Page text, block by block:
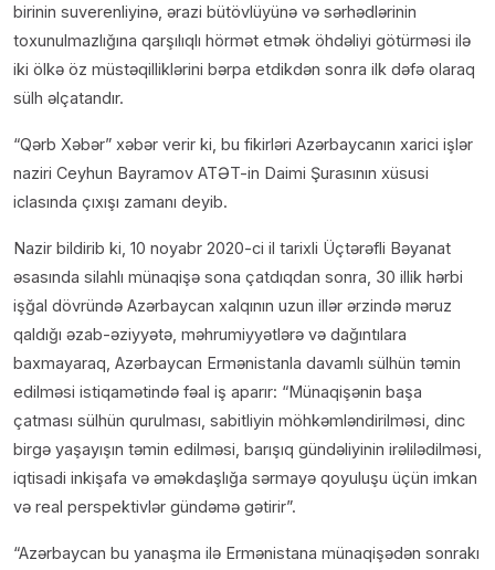
birinin suverenliyinə, ərazi bütövlüyünə və sərhədlərinin
toxunulmazlığına qarşılıqlı hörmət etmək öhdəliyi götürməsi ilə
iki ölkə öz müstəqilliklərini bərpa etdikdən sonra ilk dəfə olaraq
sülh əlçatandır.
“Qərb Xəbər” xəbər verir ki, bu fikirləri Azərbaycanın xarici işlər
naziri Ceyhun Bayramov ATƏT-in Daimi Şurasının xüsusi
iclasında çıxışı zamanı deyib.
Nazir bildirib ki, 10 noyabr 2020-ci il tarixli Üçtərəfli Bəyanat
əsasında silahlı münaqişə sona çatdıqdan sonra, 30 illik hərbi
işğal dövründə Azərbaycan xalqının uzun illər ərzində məruz
qaldığı əzab-əziyyətə, məhrumiyyətlərə və dağıntılara
baxmayaraq, Azərbaycan Ermənistanla davamlı sülhün təmin
edilməsi istiqamətində fəal iş aparır: “Münaqişənin başa
çatması sülhün qurulması, sabitliyin möhkəmləndirilməsi, dinc
birgə yaşayışın təmin edilməsi, barışıq gündəliyinin irəlilədilməsi,
iqtisadi inkişafa və əməkdaşlığa sərmayə qoyuluşu üçün imkan
və real perspektivlər gündəmə gətirir”.
“Azərbaycan bu yanaşma ilə Ermənistana münaqişədən sonrakı